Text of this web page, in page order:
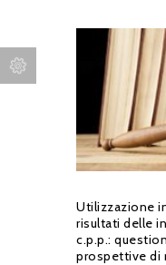
Utilizzazione
risultati delle
c.p.p.:
prospettive di